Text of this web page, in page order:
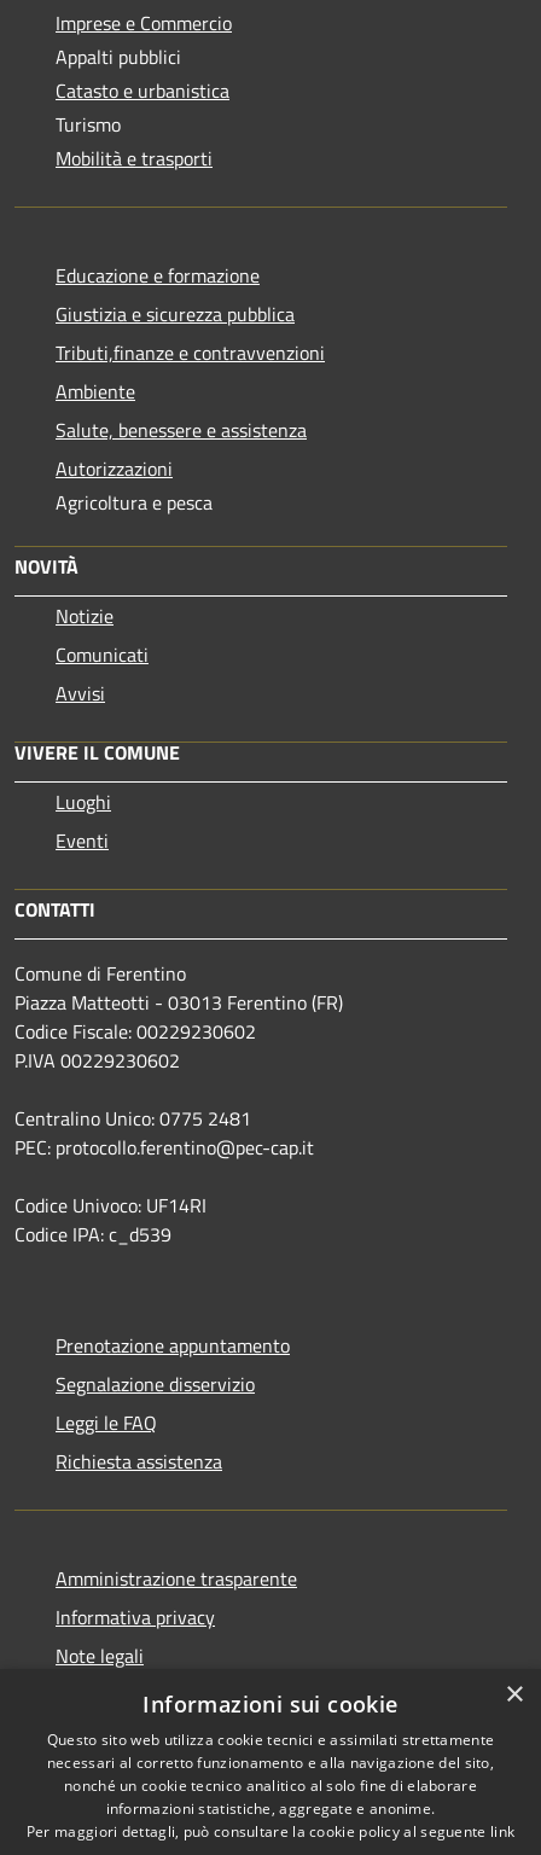
Imprese e Commercio
Appalti pubblici
Catasto e urbanistica
Turismo
Mobilità e trasporti
Educazione e formazione
Giustizia e sicurezza pubblica
Tributi,finanze e contravvenzioni
Ambiente
Salute, benessere e assistenza
Autorizzazioni
Agricoltura e pesca
NOVITÀ
Notizie
Comunicati
Avvisi
VIVERE IL COMUNE
Luoghi
Eventi
CONTATTI
Comune di Ferentino
Piazza Matteotti - 03013 Ferentino (FR)
Codice Fiscale: 00229230602
P.IVA 00229230602
Centralino Unico: 0775 2481
PEC: protocollo.ferentino@pec-cap.it
Codice Univoco: UF14RI
Codice IPA: c_d539
Prenotazione appuntamento
Segnalazione disservizio
Leggi le FAQ
Richiesta assistenza
Amministrazione trasparente
Informativa privacy
Note legali
Dichiarazione di accessibilità
Accessibilità
Copyright © 2026 • Comune di
Ferentino • Powered by
×
Informazioni sui cookie
Questo sito web utilizza cookie tecnici e assimilati strettamente
necessari al corretto funzionamento e alla navigazione del sito,
nonché un cookie tecnico analitico al solo fine di elaborare
informazioni statistiche, aggregate e anonime.
Per maggiori dettagli, può consultare la cookie policy al seguente link